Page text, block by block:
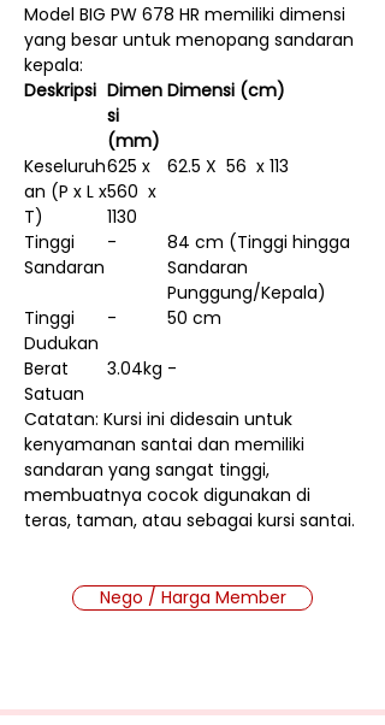
Model BIG PW 678 HR memiliki dimensi
yang besar untuk menopang sandaran
kepala:
Deskripsi Dimen
si
(mm)
Dimensi (cm)
Keseluruh
an (P x L x
T)
625 x
560 x
1130
62.5 X 56 x 113
Tinggi
Sandaran
-
84 cm (Tinggi hingga
Sandaran
Punggung/Kepala)
Tinggi
Dudukan
- 50 cm
Berat
Satuan
3.04kg -
Catatan: Kursi ini didesain untuk
kenyamanan santai dan memiliki
sandaran yang sangat tinggi,
membuatnya cocok digunakan di
teras, taman, atau sebagai kursi santai.
Nego / Harga Member